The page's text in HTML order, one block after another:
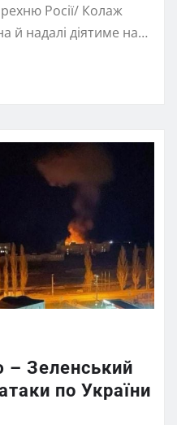
Росії/ Колаж
й надалі діятиме на…
– Зеленський
по України